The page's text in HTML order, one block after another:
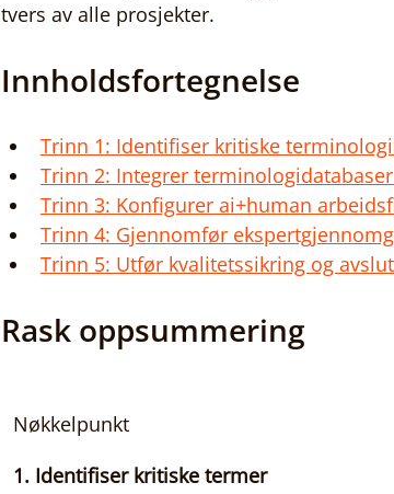
tvers av alle prosjekter.
Innholdsfortegnelse
Trinn 1: Identifiser kritiske
Trinn 2: Integrer
Trinn 3: Konfigurer ai+human
Trinn 4: Gjennomfør
Trinn 5: Utfør kvalitetssikring og
Rask oppsummering
Nøkkelpunkt
1. Identifiser kritiske termer